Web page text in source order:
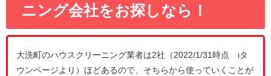
ニング会社をお探しなら！
大洗町のハウスクリーニング業者は2社（2022/1/31時点 iタ
ウンページより）ほどあるので、そちらから使っていくことが